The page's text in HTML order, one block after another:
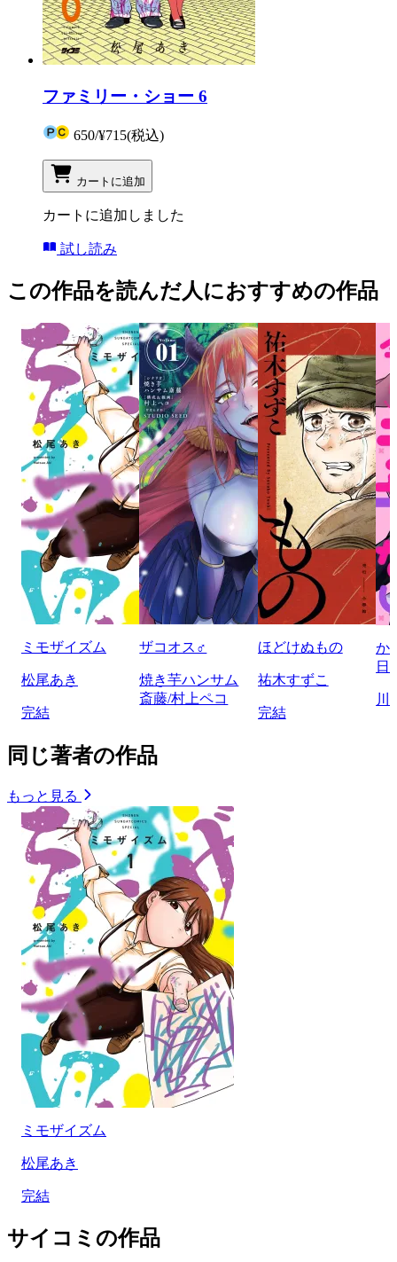
ファミリー・ショー 6
650/¥715(税込)
カートに追加
カートに追加しました
試し読み
この作品を読んだ人におすすめの作品
ミモザイズム
松尾あき
完結
ザコオス♂
焼き芋ハンサム
斎藤/村上ペコ
ほどけぬもの
祐木すずこ
完結
か
日
川
同じ著者の作品
もっと見る
ミモザイズム
松尾あき
完結
サイコミの作品